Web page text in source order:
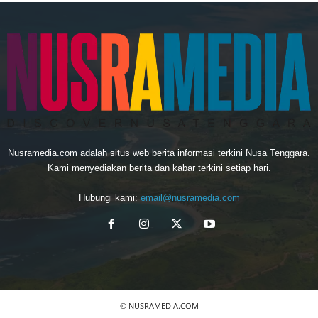
Nusramedia.com adalah situs web berita informasi terkini Nusa Tenggara.
Kami menyediakan berita dan kabar terkini setiap hari.
Hubungi kami: email@nusramedia.com
© NUSRAMEDIA.COM